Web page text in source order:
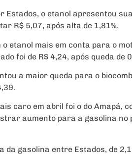
Estados, o etanol apresentou
R$ 5,07, após alta de 1,81%.
o etanol mais em conta para o
foi de R$ 4,24, após queda de
a maior queda para o
caro em abril foi o do Amapá,
aumento para a gasolina no
da gasolina entre Estados, de